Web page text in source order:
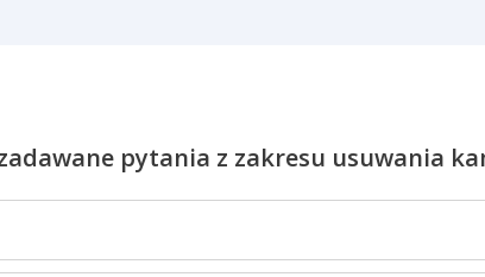
pytania z zakresu usuwania